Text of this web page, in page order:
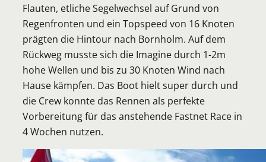
Flauten, etliche Segelwechsel auf Grund von
Regenfronten und ein Topspeed von 16 Knoten
prägten die Hintour nach Bornholm. Auf dem
Rückweg musste sich die Imagine durch 1-2m
hohe Wellen und bis zu 30 Knoten Wind nach
Hause kämpfen. Das Boot hielt super durch und
die Crew konnte das Rennen als perfekte
Vorbereitung für das anstehende Fastnet Race in
4 Wochen nutzen.